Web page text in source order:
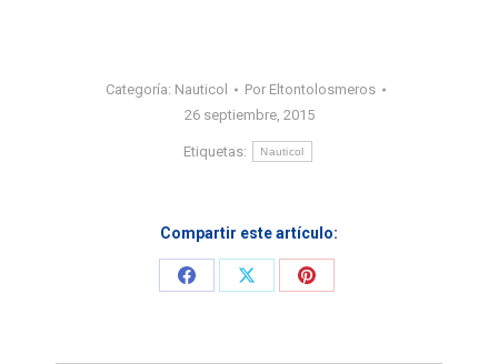
Categoría: Nauticol Por Eltontolosmeros
26 septiembre, 2015
Etiquetas: Nauticol
Compartir este artículo:
Share
Share
Share